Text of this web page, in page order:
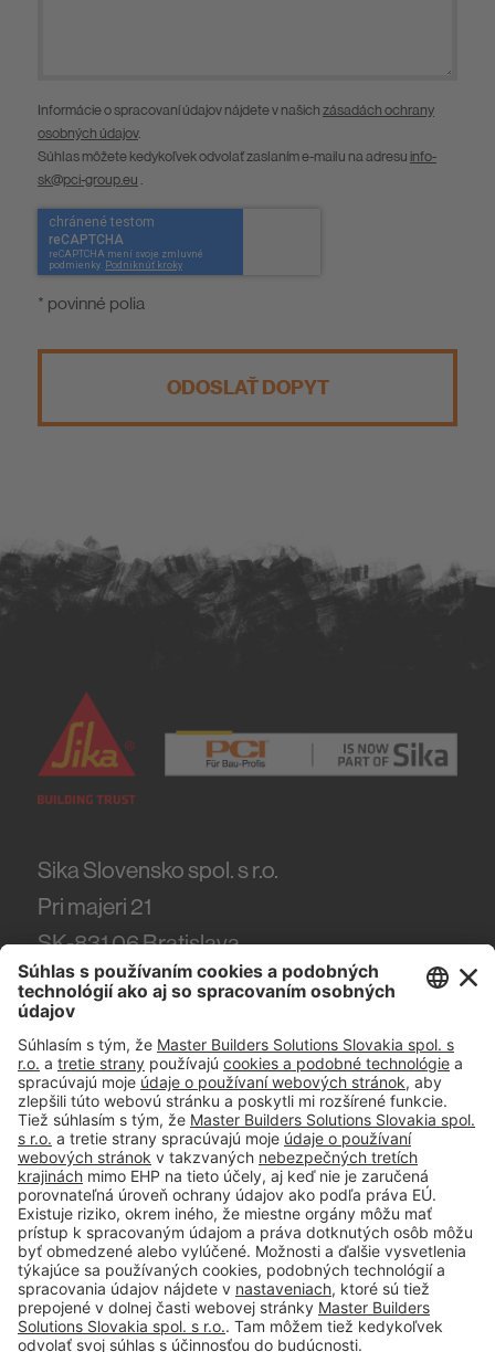
Informácie o spracovaní údajov nájdete v našich zásadách ochrany
osobných údajov.
Súhlas môžete kedykoľvek odvolať zaslaním e-mailu na adresu info-
sk@pci-group.eu
* povinné polia
ODOSLAŤ DOPYT
Sika Slovensko spol. s r.o.
Pri majeri 21
SK-831 06Bratislava
Tel. (+421) 918 444 918
#PCI
Tiráž